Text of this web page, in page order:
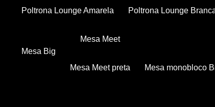
Poltrona Lounge Amarela Poltrona Lounge
Mesa Big
Mesa Meet
Mesa Meet preta Mesa monobloco